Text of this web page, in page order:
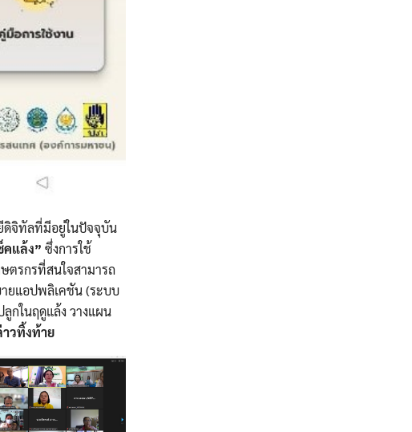
ยีดิจิทัลที่มีอยู่ในปัจจุบัน
คแล้ง” ซึ่งการใช้
ตรกรที่สนใจสามารถ
ยแอปพลิเคชัน (ระบบ
กในฤดูแล้ง วางแผน
วทิ้งท้าย